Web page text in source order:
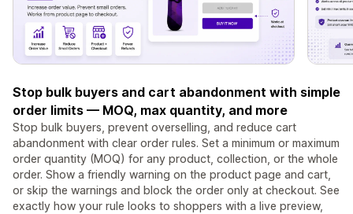
Stop bulk buyers and cart abandonment with simple
order limits — MOQ, max quantity, and more
Stop bulk buyers, prevent overselling, and reduce cart
abandonment with clear order rules. Set a minimum or maximum
order quantity (MOQ) for any product, collection, or the whole
order. Show a friendly warning on the product page and cart,
or skip the warnings and block the order only at checkout. See
exactly how your rule looks to shoppers with a live preview,